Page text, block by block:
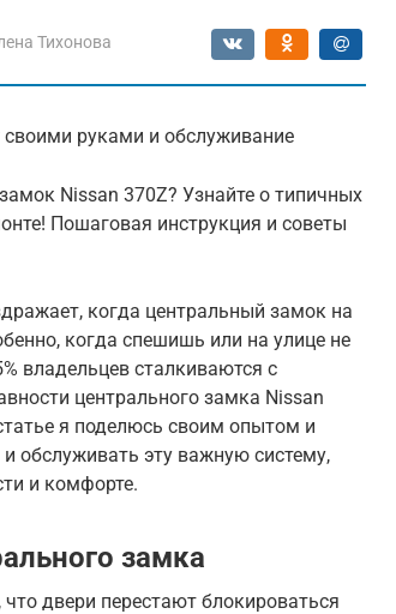
Тихонова
руками и обслуживание
Nissan 370Z? Узнайте о типичных
Пошаговая инструкция и советы
когда центральный замок на
когда спешишь или на улице не
владельцев сталкиваются с
центрального замка Nissan
я поделюсь своим опытом и
обслуживать эту важную систему,
и комфорте.
замка
что двери перестают блокироваться